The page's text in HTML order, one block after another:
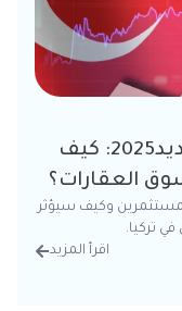
البرنامج الاقتصادي التركي الجديد2025: كيف
العقارات؟
للمستثمرين وكيف سيؤثر
تركيا.
اقرأ المزيد